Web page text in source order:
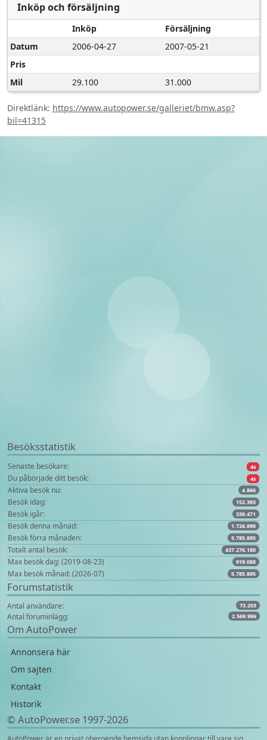
Inköp och försäljning
Inköp
Försäljning
Datum
2006-04-27
2007-05-21
Pris
Mil
29.100 31.000
Direktlänk: https://www.autopower.se/galleriet/bmw.asp?
bil=41315
Besöksstatistik
Senaste besökare: 4s
Du påbörjade ditt besök: 4s
Aktiva besök nu: 4.866
Besök idag: 152.393
Besök igår: 330.471
Besök denna månad: 1.726.890
Besök förra månaden: 5.785.895
Totalt antal besök: 437.276.180
Max besök dag: (2019-08-23) 919.088
Max besök månad: (2026-07) 5.785.895
Forumstatistik
Antal användare: 73.203
Antal foruminlägg: 2.569.996
Om AutoPower
Annonsera här
Om sajten
Kontakt
Historik
© AutoPower.se 1997‑2026